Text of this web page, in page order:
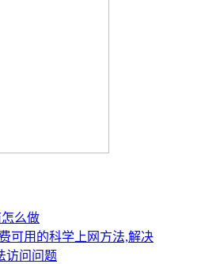
么做
可用的科学上网方法,解决
访问问题